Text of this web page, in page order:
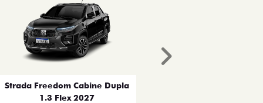
Strada Freedom Cabine Dupla
1.3 Flex 2027
Próximo